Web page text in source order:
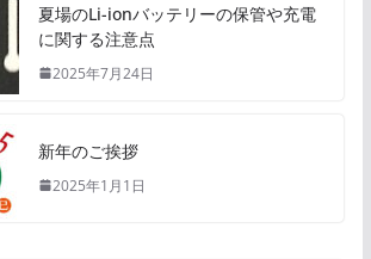
夏場のLi-ionバッテリーの保管や充電
に関する注意点
2025年7月24日
新年のご挨拶
2025年1月1日